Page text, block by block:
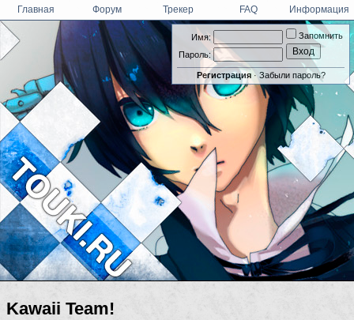
Имя:
Пароль:
Запомнить
Регистрация· Забыли пароль?
Главная Форум Трекер FAQ Информация
Kawaii Team!